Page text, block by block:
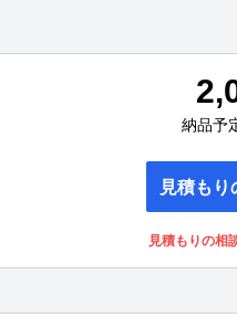
納品予
見積も
見積もりの相